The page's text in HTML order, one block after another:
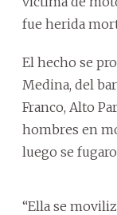
fue herida
El hecho se
Medina, del
Franco, Alto
hombres en
luego se
“Ella se